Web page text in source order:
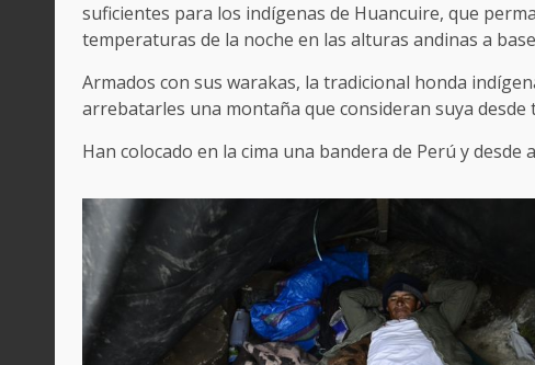
suficientes para los indígenas de Huancuire, que
temperaturas de la noche en las alturas andinas a
Armados con sus warakas, la tradicional honda
arrebatarles una montaña que consideran suya desde
Han colocado en la cima una bandera de Perú y desde